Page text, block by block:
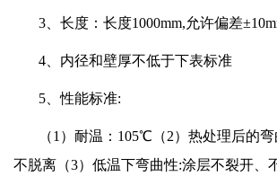
3、长度：长度1000mm,允许偏差
4、内径和壁厚不低于下表标准
5、性能标准:
（1）耐温：105℃（2）热处理后的弯
不脱离（3）低温下弯曲性:涂层不裂开、